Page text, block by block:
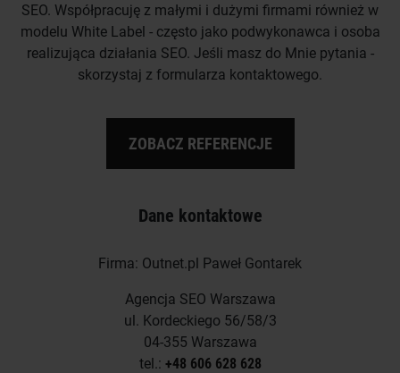
SEO. Współpracuję z małymi i dużymi firmami również w
modelu White Label - często jako podwykonawca i osoba
realizująca działania SEO. Jeśli masz do Mnie pytania -
skorzystaj z formularza kontaktowego.
ZOBACZ REFERENCJE
Dane kontaktowe
Firma: Outnet.pl Paweł Gontarek
Agencja SEO Warszawa
ul. Kordeckiego 56/58/3
04-355 Warszawa
tel.: +48 606 628 628